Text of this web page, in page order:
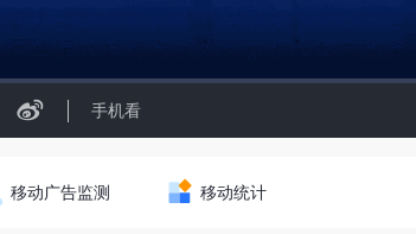
手机看
移动广告监测 移动统计